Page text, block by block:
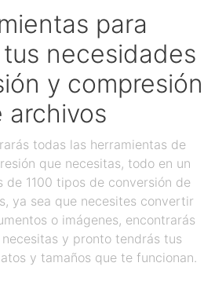
para
necesidades
y compresión
archivos
todas las herramientas de
que necesitas, todo en un
de 1100 tipos de conversión de
ya sea que necesites convertir
o imágenes, encontrarás
y pronto tendrás tus
y tamaños que te funcionan.